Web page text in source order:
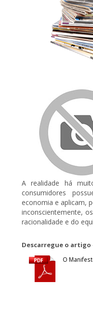
A realidade há
consumidores
economia e aplicam,
inconscientemente,
racionalidade e do
Descarregue o artigo
O